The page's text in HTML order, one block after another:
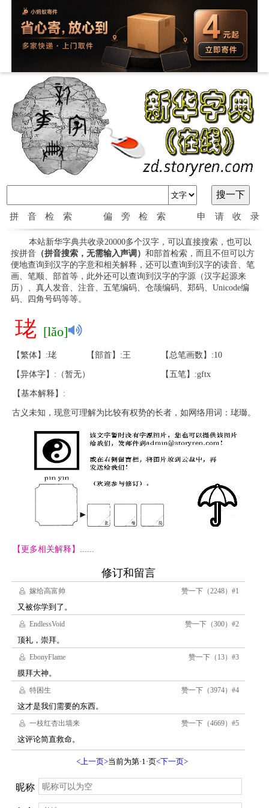
拼音检索 偏旁检索 申请收录
本站新华字典共收录20000多个汉字，可以直接搜索，也可以
按拼音（拼音搜索，无需输入声调） 和部首检索，而且不但可以方
便地查询到汉字的字意和相关解释，还可以查询到汉字的读音、笔
画、笔顺、部首等，此外还可以查询到汉字的字源（汉字起源来
历）、真人发音、注音、五笔编码、仓颉编码、郑码、Unicode编
码、四角号码等等。
珯 [lǎo]
【繁体】:珯 【部首】:王 【总笔画数】:10
【异体字】:（暂无） 【五笔】:gftx
【基本解释】:
古义未知，现意可理解为比较有权势的长者，如网络用词：珯瑡。
【更多相关解释】......